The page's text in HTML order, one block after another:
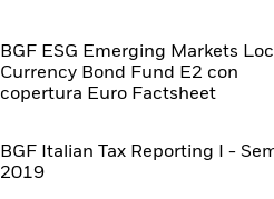
BGF ESG Emerging Markets
Currency Bond Fund E2 con
copertura Euro Factsheet
BGF Italian Tax Reporting I -
2019